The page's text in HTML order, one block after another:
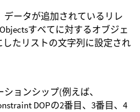
データが追加されているリレ
すべてに対するオブジェ
たリストの文字列に設定され
ョンシップ(例えば、
DOPの2番目、3番目、4